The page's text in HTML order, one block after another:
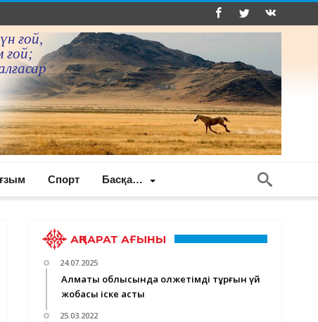
ғой,
ғой;
Спорт Басқа…
АҚПАРАТ АҒЫНЫ
24.07.2025
Алматы облысында қолжетімді тұрғын үй
жобасы іске асты
25.03.2022